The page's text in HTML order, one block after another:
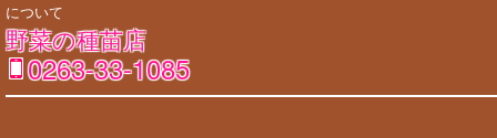
について
野菜の種苗店
0263-33-1085